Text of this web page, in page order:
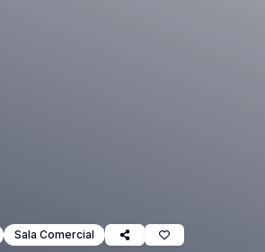
Sala Comercial